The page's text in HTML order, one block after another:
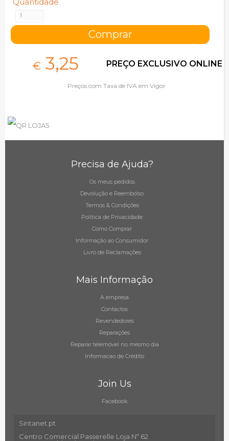
€ 3,25 PREÇO EXCLUSIVO ONLINE
Preços com Taxa de IVA em Vigor
Precisa de Ajuda?
Os meus pedidos
Devolução e Reembolso
Termos & Condições
Política de Privacidade
Como Comprar
Informação ao Consumidor
Livro de Reclamações
Mais Informação
A empresa
Contactos
Revendedores
Reparações
Reparar telemóvel no mesmo dia
Informacao de Crédito
Join Us
Facebook
Sintanet.pt
Centro Comercial Passerelle Loja Nº 62